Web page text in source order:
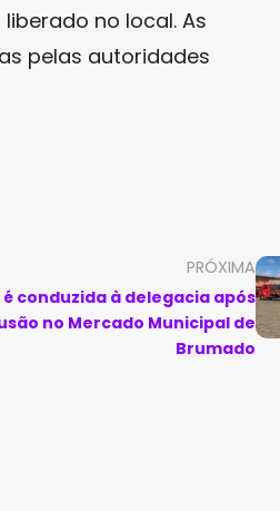
no local. As
pelas autoridades
PRÓXIMA
conduzida à delegacia após
no Mercado Municipal de
Brumado